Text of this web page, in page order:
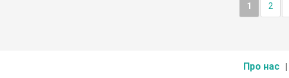
1 2
Про нас